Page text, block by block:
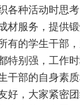
各种活动时思
材服务，提供
有的学生干部
特别强，工作
干部的自身素
好，大家紧密